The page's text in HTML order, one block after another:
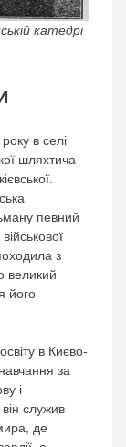
катедрі
в селі
шляхтича
певний
з
великий
його
в Києво-
за
і
служив
де